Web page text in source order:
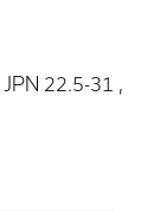
22.5-31 ,